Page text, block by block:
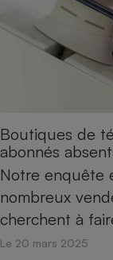
Boutiques de
abonnés
Notre enquête
nombreux
cherchent à
Le 20 mars 2025